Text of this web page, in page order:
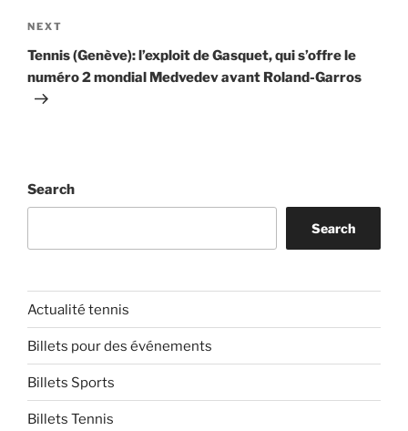
Next
Post
NEXT
Tennis (Genève): l’exploit de Gasquet, qui s’offre le
numéro 2 mondial Medvedev avant Roland-Garros
Search
Search
Actualité tennis
Billets pour des événements
Billets Sports
Billets Tennis